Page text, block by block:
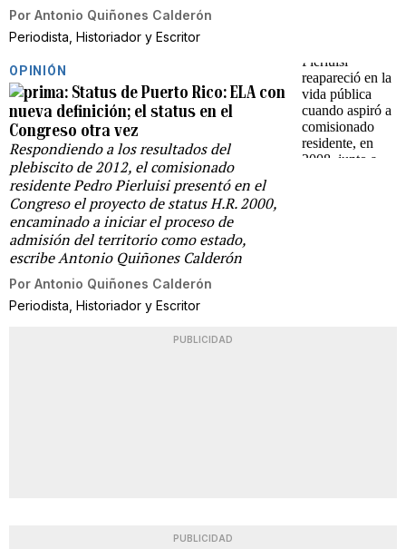
Por Antonio Quiñones Calderón
Periodista, Historiador y Escritor
OPINIÓN
Status de Puerto Rico: ELA con
nueva definición; el status en el
Congreso otra vez
Respondiendo a los resultados del
plebiscito de 2012, el comisionado
residente Pedro Pierluisi presentó en el
Congreso el proyecto de status H.R. 2000,
encaminado a iniciar el proceso de
admisión del territorio como estado,
escribe Antonio Quiñones Calderón
Por Antonio Quiñones Calderón
Periodista, Historiador y Escritor
PUBLICIDAD
PUBLICIDAD